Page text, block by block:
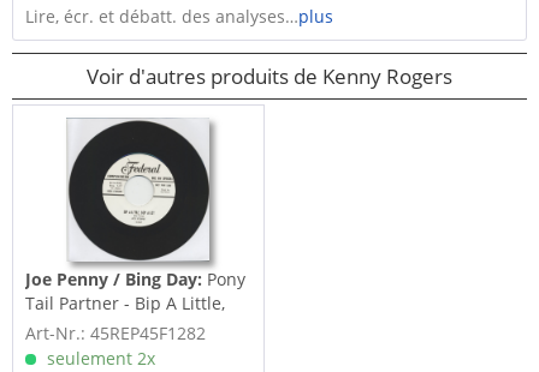
Lire, écr. et débatt. des analyses…plus
Voir d'autres produits de Kenny Rogers
Joe Penny / Bing Day: Pony
Tail Partner - Bip A Little,
Bop A Lot...
Art-Nr.: 45REP45F1282
seulement 2x